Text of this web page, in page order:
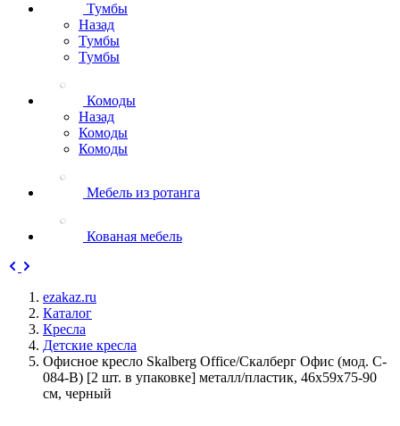
Тумбы
Назад
Тумбы
Тумбы
Комоды
Назад
Комоды
Комоды
Мебель из ротанга
Кованая мебель
ezakaz.ru
Каталог
Кресла
Детские кресла
Офисное кресло Skalberg Office/Скалберг Офис (мод. C-
084-B) [2 шт. в упаковке] металл/пластик, 46х59х75-90
см, черный